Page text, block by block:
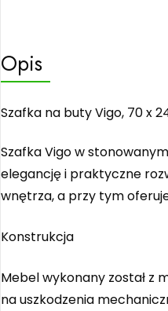
Opis
Szafka na buty Vigo, 70 x
Szafka Vigo w
elegancję i praktyczne
wnętrza, a przy tym
Konstrukcja
Mebel wykonany został z
na uszkodzenia